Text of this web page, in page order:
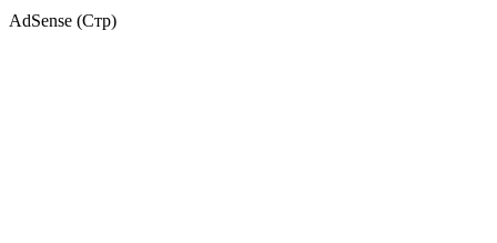
AdSense (Стр)